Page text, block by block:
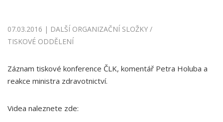
07.03.2016 | DALŠÍ ORGANIZAČNÍ SLOŽKY /
TISKOVÉ ODDĚLENÍ
Záznam tiskové konference ČLK, komentář Petra Holuba a
reakce ministra zdravotnictví.
Videa naleznete zde: